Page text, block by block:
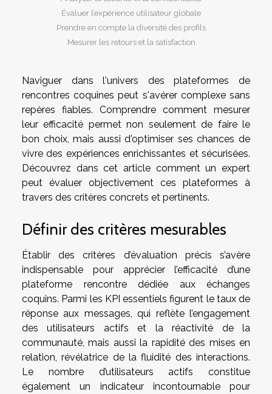
Évaluer l’expérience utilisateur globale
Prendre en compte la diversité des profils
Mesurer les retours et la satisfaction
Naviguer dans l'univers des plateformes de
rencontres coquines peut s'avérer complexe sans
repères fiables. Comprendre comment mesurer
leur efficacité permet non seulement de faire le
bon choix, mais aussi d'optimiser ses chances de
vivre des expériences enrichissantes et sécurisées.
Découvrez dans cet article comment un expert
peut évaluer objectivement ces plateformes à
travers des critères concrets et pertinents.
Définir des critères mesurables
Établir des critères d’évaluation précis s’avère
indispensable pour apprécier l’efficacité d’une
plateforme rencontre dédiée aux échanges
coquins. Parmi les KPI essentiels figurent le taux de
réponse aux messages, qui reflète l’engagement
des utilisateurs actifs et la réactivité de la
communauté, mais aussi la rapidité des mises en
relation, révélatrice de la fluidité des interactions.
Le nombre d’utilisateurs actifs constitue
également un indicateur incontournable pour